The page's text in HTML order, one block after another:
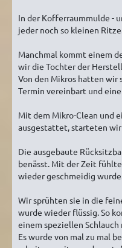
In der Kofferraummulde -
jeder noch so kleinen
Manchmal kommt einem
wir die Tochter der
Von den Mikros hatten wir
Termin vereinbart und
Mit dem Mikro-Clean und
ausgestattet, starteten
Die ausgebaute
benässt. Mit der Zeit
wieder geschmeidig
Wir sprühten sie in die
wurde wieder flüssig. So
einem speziellen
Es wurde von mal zu mal